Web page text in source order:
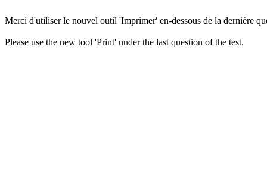
Merci d'utiliser le nouvel outil 'Imprimer' en-dessous de la dernière
Please use the new tool 'Print' under the last question of the test.